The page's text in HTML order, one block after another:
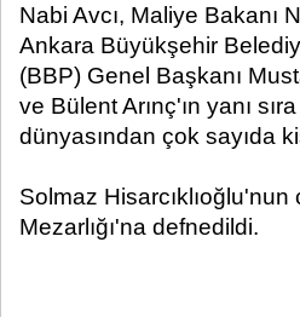
Nabi Avcı, Maliye Bakanı
Ankara Büyükşehir
(BBP) Genel Başkanı
ve Bülent Arınç'ın yanı
dünyasından çok sayıda
Solmaz
Mezarlığı'na defnedildi.